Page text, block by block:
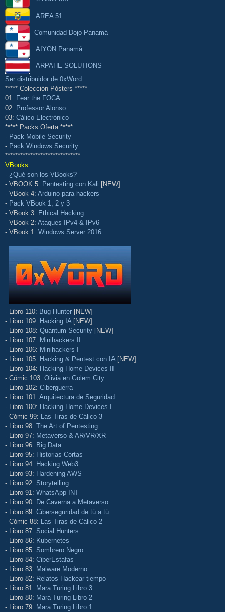
AREA 51
Comunidad Dojo Panamá
AIYON Panamá
ARPAHE SOLUTIONS
Ser distribuidor de 0xWord
***** Colección Pósters *****
01: Fear the FOCA
02: Professor Alonso
03: Cálico Electrónico
***** Packs Oferta *****
- Pack Mobile Security
- Pack Windows Security
******************************
VBooks
- ¿Qué son los VBooks?
- VBOOK 5: Pentesting con Kali [NEW]
- VBook 4: Arduino para hackers
- Pack VBook 1, 2 y 3
- VBook 3: Ethical Hacking
- VBook 2: Ataques IPv4 & IPv6
- VBook 1: Windows Server 2016
- Libro 110: Bug Hunter [NEW]
- Libro 109: Hacking IA [NEW]
- Libro 108: Quantum Security [NEW]
- Libro 107: Minihackers II
- Libro 106: Minihackers I
- Libro 105: Hacking & Pentest con IA [NEW]
- Libro 104: Hacking Home Devices II
- Cómic 103: Olivia en Golem City
- Libro 102: Ciberguerra
- Libro 101: Arquitectura de Seguridad
- Libro 100: Hacking Home Devices I
- Cómic 99: Las Tiras de Cálico 3
- Libro 98: The Art of Pentesting
- Libro 97: Metaverso & AR/VR/XR
- Libro 96: Big Data
- Libro 95: Historias Cortas
- Libro 94: Hacking Web3
- Libro 93: Hardening AWS
- Libro 92: Storytelling
- Libro 91: WhatsApp INT
- Libro 90: De Caverna a Metaverso
- Libro 89: Ciberseguridad de tú a tú
- Cómic 88: Las Tiras de Cálico 2
- Libro 87: Social Hunters
- Libro 86: Kubernetes
- Libro 85: Sombrero Negro
- Libro 84: CiberEstafas
- Libro 83: Malware Moderno
- Libro 82: Relatos Hackear tiempo
- Libro 81: Mara Turing Libro 3
- Libro 80: Mara Turing Libro 2
- Libro 79: Mara Turing Libro 1